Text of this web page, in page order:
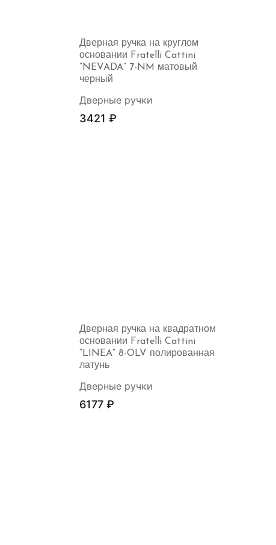
Дверная ручка на круглом
основании Fratelli Cattini
“NEVADA” 7-NM матовый
черный
Дверные ручки
3421 ₽
Дверная ручка на квадратном
основании Fratelli Cattini
“LINEA” 8-OLV полированная
латунь
Дверные ручки
6177 ₽